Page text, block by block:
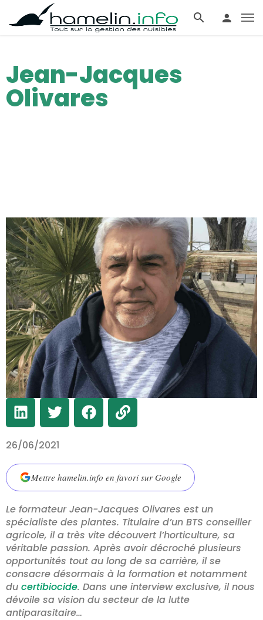
Jean-Jacques
Olivares
26/06/2021
Mettre hamelin.info en favori sur Google
Le formateur Jean-Jacques Olivares est un
spécialiste des plantes. Titulaire d’un BTS conseiller
agricole, il a très vite découvert l’horticulture, sa
véritable passion. Après avoir décroché plusieurs
opportunités tout au long de sa carrière, il se
consacre désormais à la formation et notamment
du certibiocide. Dans une interview exclusive, il nous
dévoile sa vision du secteur de la lutte
antiparasitaire…